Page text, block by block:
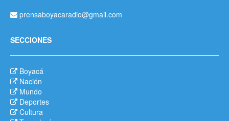
prensaboyacaradio@gmail.com
SECCIONES
Boyacá
Nación
Mundo
Deportes
Cultura